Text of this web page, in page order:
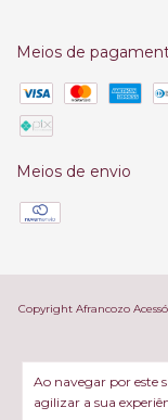
Ao navegar por este
agilizar a sua
Meios de
Meios de envio
Copyright Afrancozo